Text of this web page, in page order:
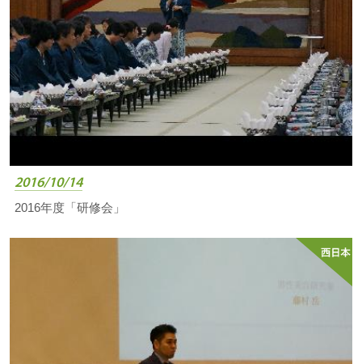
2016/10/14
2016年度「研修会」